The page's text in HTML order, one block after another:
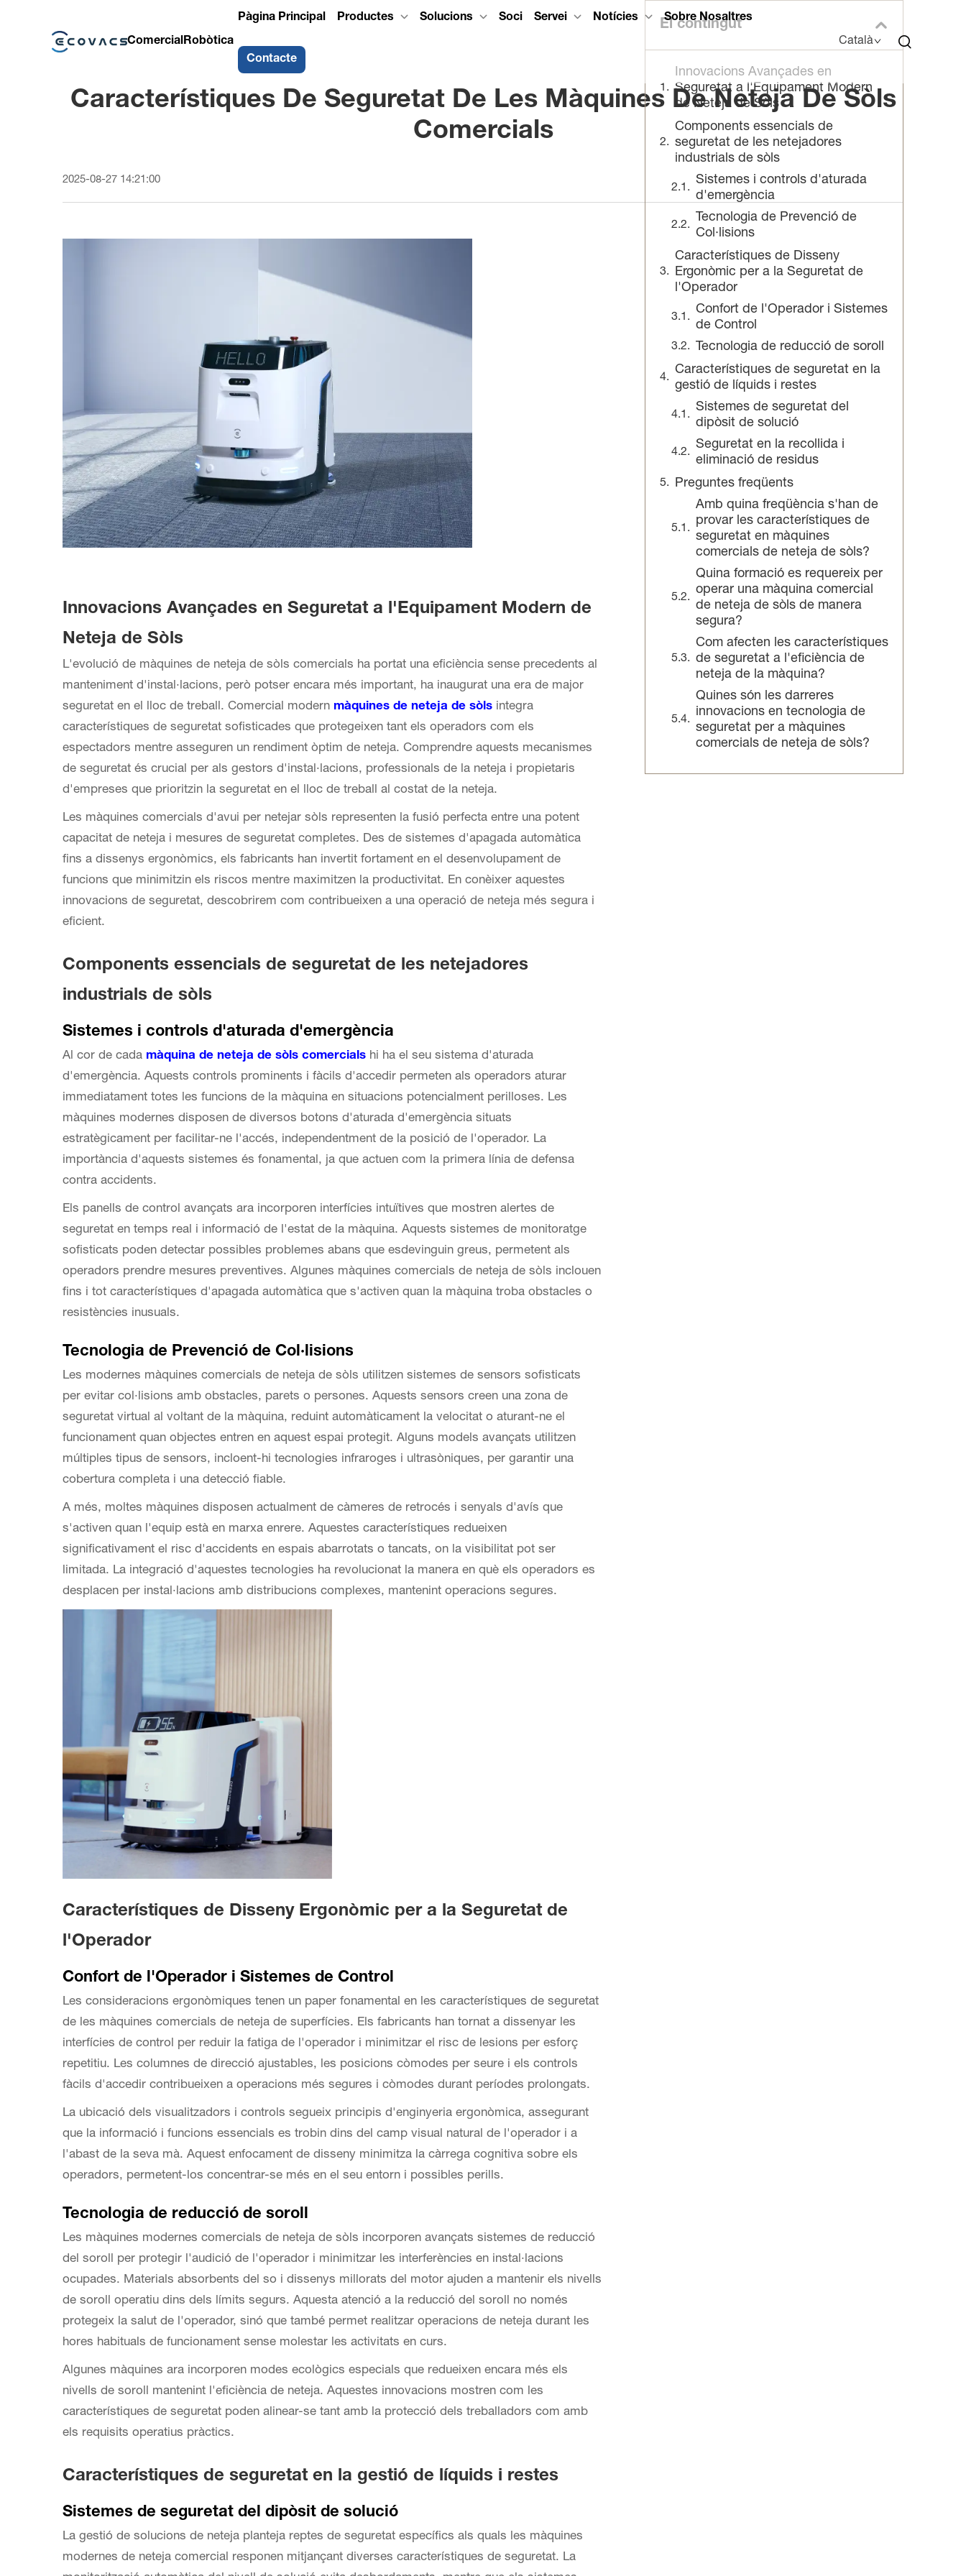
ComercialRobòtica
Pàgina Principal Productes Solucions Soci Servei Notícies Sobre Nosaltres
Contacte
Català
Característiques De Seguretat De Les Màquines De Neteja De Sòls
Comercials
2025-08-27 14:21:00
Innovacions Avançades en Seguretat a l'Equipament Modern de
Neteja de Sòls
L'evolució de màquines de neteja de sòls comercials ha portat una eficiència sense precedents al
manteniment d'instal·lacions, però potser encara més important, ha inaugurat una era de major
seguretat en el lloc de treball. Comercial modern màquines de neteja de sòls integra
característiques de seguretat sofisticades que protegeixen tant els operadors com els
espectadors mentre asseguren un rendiment òptim de neteja. Comprendre aquests mecanismes
de seguretat és crucial per als gestors d'instal·lacions, professionals de la neteja i propietaris
d'empreses que prioritzin la seguretat en el lloc de treball al costat de la neteja.
Les màquines comercials d'avui per netejar sòls representen la fusió perfecta entre una potent
capacitat de neteja i mesures de seguretat completes. Des de sistemes d'apagada automàtica
fins a dissenys ergonòmics, els fabricants han invertit fortament en el desenvolupament de
funcions que minimitzin els riscos mentre maximitzen la productivitat. En conèixer aquestes
innovacions de seguretat, descobrirem com contribueixen a una operació de neteja més segura i
eficient.
Components essencials de seguretat de les netejadores
industrials de sòls
Sistemes i controls d'aturada d'emergència
Al cor de cada màquina de neteja de sòls comercials hi ha el seu sistema d'aturada
d'emergència. Aquests controls prominents i fàcils d'accedir permeten als operadors aturar
immediatament totes les funcions de la màquina en situacions potencialment perilloses. Les
màquines modernes disposen de diversos botons d'aturada d'emergència situats
estratègicament per facilitar-ne l'accés, independentment de la posició de l'operador. La
importància d'aquests sistemes és fonamental, ja que actuen com la primera línia de defensa
contra accidents.
Els panells de control avançats ara incorporen interfícies intuïtives que mostren alertes de
seguretat en temps real i informació de l'estat de la màquina. Aquests sistemes de monitoratge
sofisticats poden detectar possibles problemes abans que esdevinguin greus, permetent als
operadors prendre mesures preventives. Algunes màquines comercials de neteja de sòls inclouen
fins i tot característiques d'apagada automàtica que s'activen quan la màquina troba obstacles o
resistències inusuals.
Tecnologia de Prevenció de Col·lisions
Les modernes màquines comercials de neteja de sòls utilitzen sistemes de sensors sofisticats
per evitar col·lisions amb obstacles, parets o persones. Aquests sensors creen una zona de
seguretat virtual al voltant de la màquina, reduint automàticament la velocitat o aturant-ne el
funcionament quan objectes entren en aquest espai protegit. Alguns models avançats utilitzen
múltiples tipus de sensors, incloent-hi tecnologies infraroges i ultrasòniques, per garantir una
cobertura completa i una detecció fiable.
A més, moltes màquines disposen actualment de càmeres de retrocés i senyals d'avís que
s'activen quan l'equip està en marxa enrere. Aquestes característiques redueixen
significativament el risc d'accidents en espais abarrotats o tancats, on la visibilitat pot ser
limitada. La integració d'aquestes tecnologies ha revolucionat la manera en què els operadors es
desplacen per instal·lacions amb distribucions complexes, mantenint operacions segures.
Característiques de Disseny Ergonòmic per a la Seguretat de
l'Operador
Confort de l'Operador i Sistemes de Control
Les consideracions ergonòmiques tenen un paper fonamental en les característiques de seguretat
de les màquines comercials de neteja de superfícies. Els fabricants han tornat a dissenyar les
interfícies de control per reduir la fatiga de l'operador i minimitzar el risc de lesions per esforç
repetitiu. Les columnes de direcció ajustables, les posicions còmodes per seure i els controls
fàcils d'accedir contribueixen a operacions més segures i còmodes durant períodes prolongats.
La ubicació dels visualitzadors i controls segueix principis d'enginyeria ergonòmica, assegurant
que la informació i funcions essencials es trobin dins del camp visual natural de l'operador i a
l'abast de la seva mà. Aquest enfocament de disseny minimitza la càrrega cognitiva sobre els
operadors, permetent-los concentrar-se més en el seu entorn i possibles perills.
Tecnologia de reducció de soroll
Les màquines modernes comercials de neteja de sòls incorporen avançats sistemes de reducció
del soroll per protegir l'audició de l'operador i minimitzar les interferències en instal·lacions
ocupades. Materials absorbents del so i dissenys millorats del motor ajuden a mantenir els nivells
de soroll operatiu dins dels límits segurs. Aquesta atenció a la reducció del soroll no només
protegeix la salut de l'operador, sinó que també permet realitzar operacions de neteja durant les
hores habituals de funcionament sense molestar les activitats en curs.
Algunes màquines ara incorporen modes ecològics especials que redueixen encara més els
nivells de soroll mantenint l'eficiència de neteja. Aquestes innovacions mostren com les
característiques de seguretat poden alinear-se tant amb la protecció dels treballadors com amb
els requisits operatius pràctics.
Característiques de seguretat en la gestió de líquids i restes
Sistemes de seguretat del dipòsit de solució
La gestió de solucions de neteja planteja reptes de seguretat específics als quals les màquines
modernes de neteja comercial responen mitjançant diverses característiques de seguretat. La
El contingut
Innovacions Avançades en
Seguretat a l'Equipament Modern
de Neteja de Sòls
Components essencials de
seguretat de les netejadores
industrials de sòls
Sistemes i controls d'aturada
d'emergència
Tecnologia de Prevenció de
Col·lisions
Característiques de Disseny
Ergonòmic per a la Seguretat de
l'Operador
Confort de l'Operador i Sistemes
de Control
Tecnologia de reducció de soroll
Característiques de seguretat en la
gestió de líquids i restes
Sistemes de seguretat del
dipòsit de solució
Seguretat en la recollida i
eliminació de residus
Preguntes freqüents
Amb quina freqüència s'han de
provar les característiques de
seguretat en màquines
comercials de neteja de sòls?
Quina formació es requereix per
operar una màquina comercial
de neteja de sòls de manera
segura?
Com afecten les característiques
de seguretat a l'eficiència de
neteja de la màquina?
Quines són les darreres
innovacions en tecnologia de
seguretat per a màquines
comercials de neteja de sòls?